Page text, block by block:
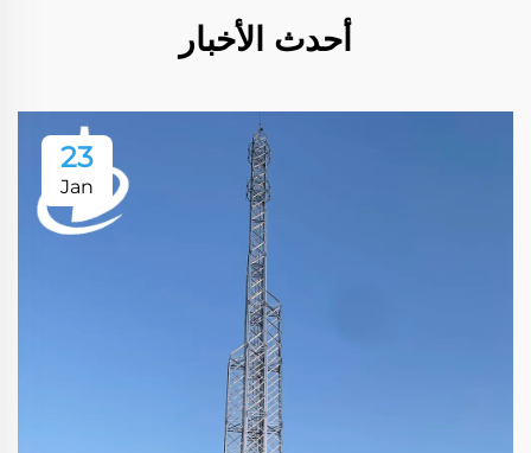
أحدث الأخبار
23
Jan